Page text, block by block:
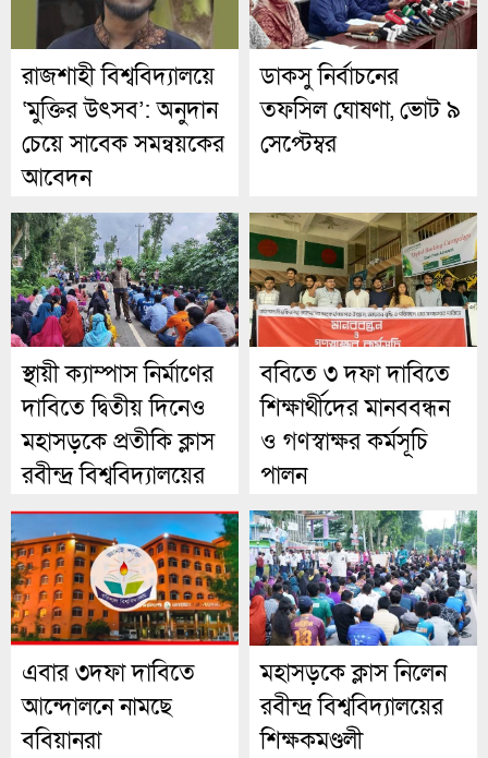
রাজশাহী বিশ্ববিদ্যালয়ে
‘মুক্তির উৎসব’: অনুদান
চেয়ে সাবেক সমন্বয়কের
আবেদন
ডাকসু নির্বাচনের
তফসিল ঘোষণা, ভোট ৯
সেপ্টেম্বর
স্থায়ী ক্যাম্পাস নির্মাণের
দাবিতে দ্বিতীয় দিনেও
মহাসড়কে প্রতীকি ক্লাস
রবীন্দ্র বিশ্ববিদ্যালয়ের
ববিতে ৩ দফা দাবিতে
শিক্ষার্থীদের মানববন্ধন
ও গণস্বাক্ষর কর্মসূচি
পালন
এবার ৩দফা দাবিতে
আন্দোলনে নামছে
ববিয়ানরা
মহাসড়কে ক্লাস নিলেন
রবীন্দ্র বিশ্ববিদ্যালয়ের
শিক্ষকমণ্ডলী